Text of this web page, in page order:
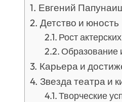
Евгений
Детство и юность
Рост
Образование
Карьера и
Звезда театра и
Творческие